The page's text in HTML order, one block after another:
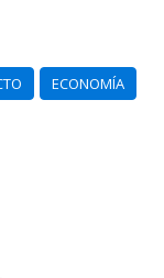
ECONOMÍA